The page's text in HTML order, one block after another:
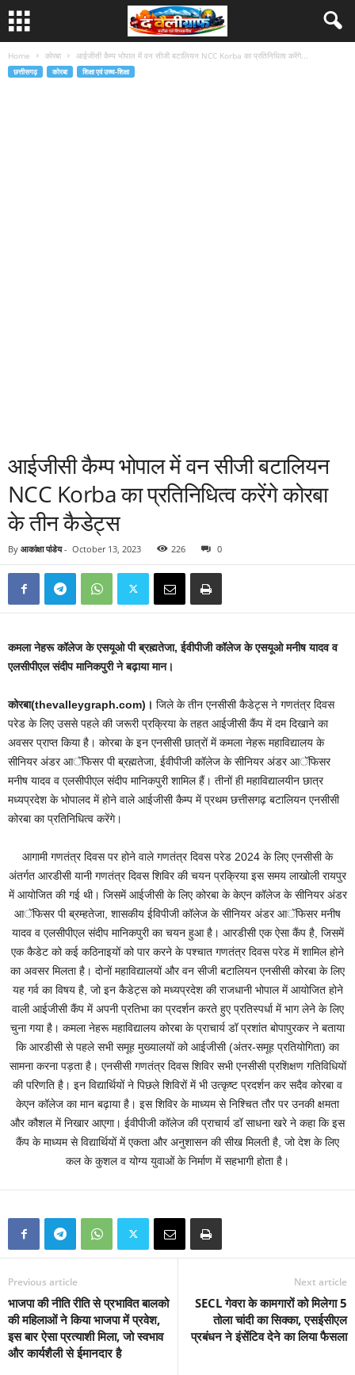
Home कोरबा आईजीसी कैम्प भोपाल में वन सीजी बटालियन NCC Korba का प्रतिनिधित्व करेंगे...
छत्तीसगढ़ कोरबा शिक्षा एवं उच्च-शिक्षा
आईजीसी कैम्प भोपाल में वन सीजी बटालियन
NCC Korba का प्रतिनिधित्व करेंगे कोरबा
के तीन कैडेट्स
By आकांक्षा पांडेय- October 13, 2023 226 0
कमला नेहरू कॉलेज के एसयूओ पी ब्रह्मतेजा, ईवीपीजी कॉलेज के एसयूओ मनीष यादव व
एलसीपीएल संदीप मानिकपुरी ने बढ़ाया मान।
कोरबा(thevalleygraph.com)। जिले के तीन एनसीसी कैडेट्स ने गणतंत्र दिवस
परेड के लिए उससे पहले की जरूरी प्रक्रिया के तहत आईजीसी कैंप में दम दिखाने का
अवसर प्राप्त किया है। कोरबा के इन एनसीसी छात्रों में कमला नेहरू महाविद्यालय के
सीनियर अंडर आॅफिसर पी ब्रह्मतेजा, ईवीपीजी कॉलेज के सीनियर अंडर आॅफिसर
मनीष यादव व एलसीपीएल संदीप मानिकपुरी शामिल हैं। तीनों ही महाविद्यालयीन छात्र
मध्यप्रदेश के भोपालद में होने वाले आईजीसी कैम्प में प्रथम छत्तीसगढ़ बटालियन एनसीसी
कोरबा का प्रतिनिधित्व करेंगे।
आगामी गणतंत्र दिवस पर होने वाले गणतंत्र दिवस परेड 2024 के लिए एनसीसी के
अंतर्गत आरडीसी यानी गणतंत्र दिवस शिविर की चयन प्रक्रिया इस समय लाखोली रायपुर
में आयोजित की गई थी। जिसमें आईजीसी के लिए कोरबा के केएन कॉलेज के सीनियर अंडर
आॅफिसर पी ब्रम्हतेजा, शासकीय ईविपीजी कॉलेज के सीनियर अंडर आॅफिसर मनीष
यादव व एलसीपीएल संदीप मानिकपुरी का चयन हुआ है। आरडीसी एक ऐसा कैंप है, जिसमें
एक कैडेट को कई कठिनाइयों को पार करने के पश्चात गणतंत्र दिवस परेड में शामिल होने
का अवसर मिलता है। दोनों महाविद्यालयों और वन सीजी बटालियन एनसीसी कोरबा के लिए
यह गर्व का विषय है, जो इन कैडेट्स को मध्यप्रदेश की राजधानी भोपाल में आयोजित होने
वाली आईजीसी कैंप में अपनी प्रतिभा का प्रदर्शन करते हुए प्रतिस्पर्धा में भाग लेने के लिए
चुना गया है। कमला नेहरू महाविद्यालय कोरबा के प्राचार्य डॉ प्रशांत बोपापुरकर ने बताया
कि आरडीसी से पहले सभी समूह मुख्यालयों को आईजीसी (अंतर-समूह प्रतियोगिता) का
सामना करना पड़ता है। एनसीसी गणतंत्र दिवस शिविर सभी एनसीसी प्रशिक्षण गतिविधियों
की परिणति है। इन विद्यार्थियों ने पिछले शिविरों में भी उत्कृष्ट प्रदर्शन कर सदैव कोरबा व
केएन कॉलेज का मान बढ़ाया है। इस शिविर के माध्यम से निश्चित तौर पर उनकी क्षमता
और कौशल में निखार आएगा। ईवीपीजी कॉलेज की प्राचार्य डॉ साधना खरे ने कहा कि इस
कैंप के माध्यम से विद्यार्थियों में एकता और अनुशासन की सीख मिलती है, जो देश के लिए
कल के कुशल व योग्य युवाओं के निर्माण में सहभागी होता है।
Previous article
भाजपा की नीति रीति से प्रभावित बालको
की महिलाओं ने किया भाजपा में प्रवेश,
इस बार ऐसा प्रत्याशी मिला, जो स्वभाव
और कार्यशैली से ईमानदार है
Next article
SECL गेवरा के कामगारों को मिलेगा 5
तोला चांदी का सिक्का, एसईसीएल
प्रबंधन ने इंसेंटिव देने का लिया फैसला